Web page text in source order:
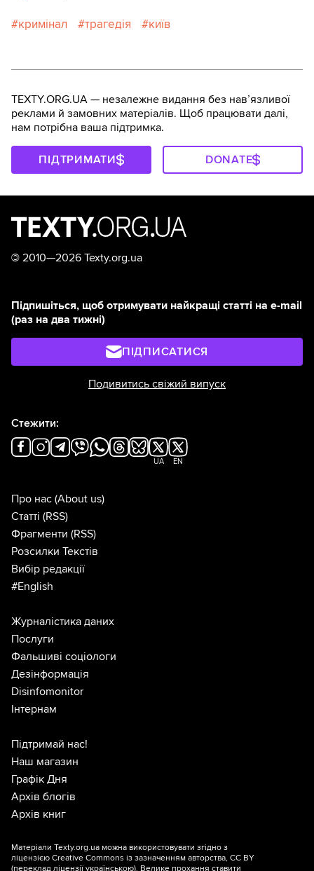
кримінал трагедія київ
TEXTY.ORG.UA — незалежне видання без навʼязливої
реклами й замовних матеріалів. Щоб працювати далі,
нам потрібна ваша підтримка.
ПІДТРИМАТИ DONATE
© 2010—2026 Texty.org.ua
Підпишіться, щоб отримувати найкращі статті на e-mail
(раз на два тижні)
ПІДПИСАТИСЯ
Подивитись свіжий випуск
Стежити:
UA EN
Про нас (About us)
Статті (RSS)
Фрагменти (RSS)
Розсилки Текстів
Вибір редакції
#English
Журналістика даних
Послуги
Фальшиві соціологи
Дезінформація
Disinfomonitor
Інтернам
Підтримай нас!
Наш магазин
Графік Дня
Архів блогів
Архів книг
Матеріали Texty.org.ua можна використовувати згідно з
ліцензією Creative Commons із зазначенням авторства, CC BY
(переклад ліцензії українською). Велике прохання ставити